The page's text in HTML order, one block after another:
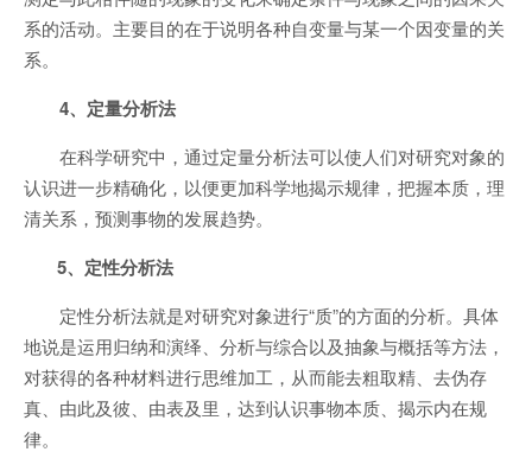
系的活动。主要目的在于说明各种自变量与某一个因变量的关
系。
4、定量分析法
在科学研究中，通过定量分析法可以使人们对研究对象的
认识进一步精确化，以便更加科学地揭示规律，把握本质，理
清关系，预测事物的发展趋势。
5、定性分析法
定性分析法就是对研究对象进行“质”的方面的分析。具体
地说是运用归纳和演绎、分析与综合以及抽象与概括等方法，
对获得的各种材料进行思维加工，从而能去粗取精、去伪存
真、由此及彼、由表及里，达到认识事物本质、揭示内在规
律。